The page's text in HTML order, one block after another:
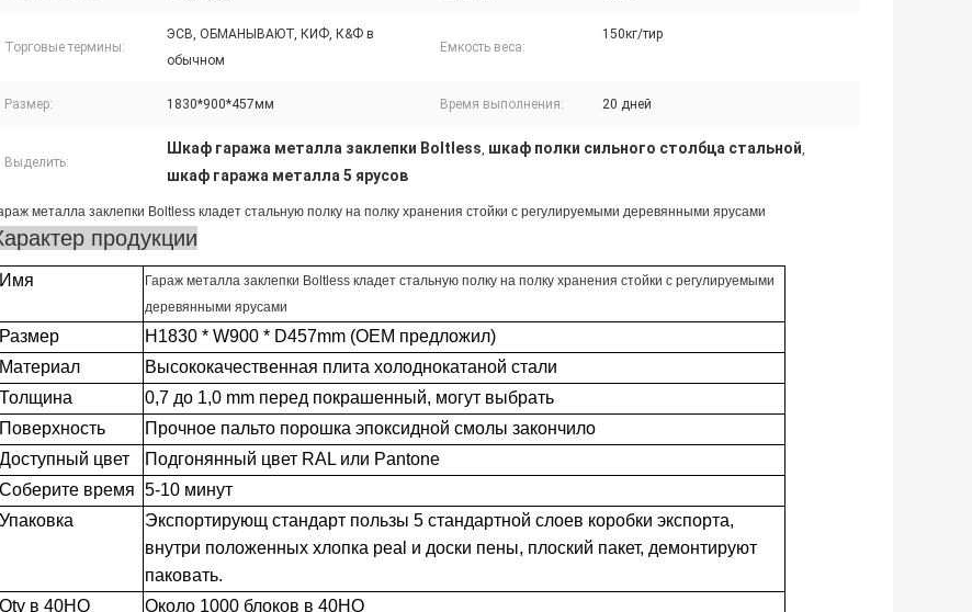
Торговые термины:
ЭСВ, ОБМАНЫВАЮТ, КИФ, К&Ф в
обычном
Емкость веса:
150кг/тир
Размер: 1830*900*457мм Время выполнения: 20 дней
Выделить:
Шкаф гаража металла заклепки Boltless, шкаф полки сильного столбца стальной,
шкаф гаража металла 5 ярусов
металла заклепки Boltless кладет стальную полку на полку хранения стойки с регулируемыми деревянными ярусами
продукции
Имя
Гараж металла заклепки Boltless кладет стальную полку на полку хранения стойки с регулируемыми
деревянными ярусами
Размер
H1830 * W900 * D457mm (OEM предложил)
Материал
Высококачественная плита холоднокатаной стали
Толщина
0,7 до 1,0 mm перед покрашенный, могут выбрать
Поверхность
Прочное пальто порошка эпоксидной смолы закончило
Доступный цвет
Подгонянный цвет RAL или Pantone
Соберите время 5-10 минут
Упаковка
Экспортирующ стандарт пользы 5 стандартной слоев коробки экспорта,
внутри положенных хлопка peal и доски пены, плоский пакет, демонтируют
паковать.
Qty в 40HQ
Около 1000 блоков в 40HQ